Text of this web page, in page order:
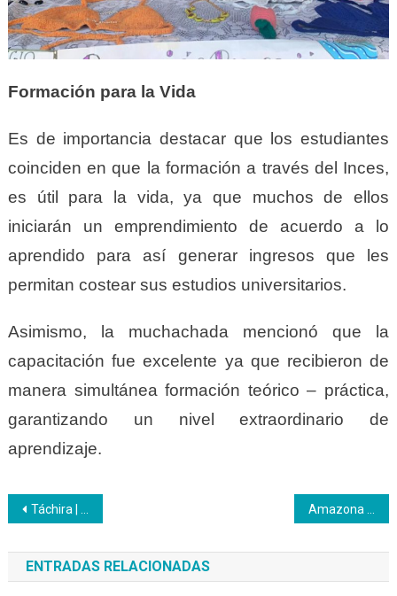
Formación para la Vida
Es de importancia destacar que los estudiantes
coinciden en que la formación a través del Inces,
es útil para la vida, ya que muchos de ellos
iniciarán un emprendimiento de acuerdo a lo
aprendido para así generar ingresos que les
permitan costear sus estudios universitarios.
Asimismo, la muchachada mencionó que la
capacitación fue excelente ya que recibieron de
manera simultánea formación teórico – práctica,
garantizando un nivel extraordinario de
aprendizaje.
Navegación
de
entradas
Táchira | El Inces está en lucha por brindar apoyo a lo profundo de las comunidades
ENTRADAS RELACIONADAS